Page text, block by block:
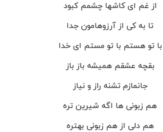
از غم ای کاشها چشمم کبود
تا به کی از آرزوهامون جدا
با تو هستم با تو مستم ای خدا
بقچه عشقم همیشه باز باز
جانمازم تشنه راز و نیاز
هم زبونی ها اگه شیرین تره
هم دلی از هم زبونی بهتره